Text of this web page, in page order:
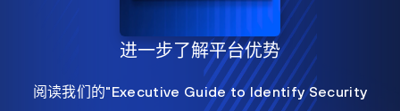
进一步了解平台优势
阅读我们的"Executive Guide to Identify Security